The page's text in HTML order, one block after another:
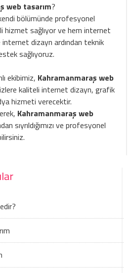
web tasarım?
bölümünde profesyonel
hizmet sağlıyor ve hem internet
dizayn ardından teknik
sağlıyoruz.
ekibimiz, Kahramanmaraş web
kaliteli internet dizayn, grafik
hizmeti verecektir.
Kahramanmaraş web
sıyrıldığımızı ve profesyonel